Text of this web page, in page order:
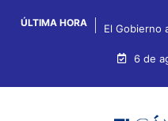
ÚLTIMA HORA El Gobierno
6 de